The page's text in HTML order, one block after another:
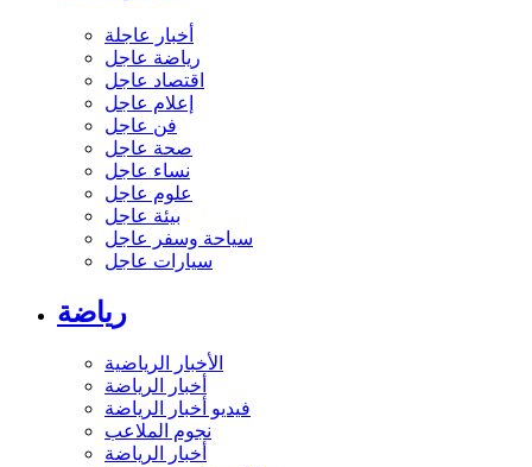
أخبار عاجلة
رياضة عاجل
اقتصاد عاجل
إعلام عاجل
فن عاجل
صحة عاجل
نساء عاجل
علوم عاجل
بيئة عاجل
سياحة وسفر عاجل
سيارات عاجل
رياضة
الأخبار الرياضية
أخبار الرياضة
فيديو أخبار الرياضة
نجوم الملاعب
أخبار الرياضة